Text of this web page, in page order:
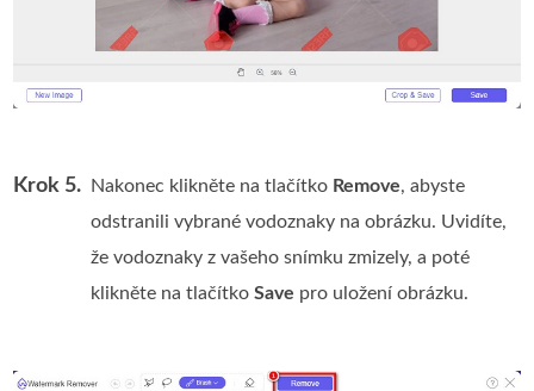
Krok 5. Nakonec klikněte na tlačítko Remove, abyste
odstranili vybrané vodoznaky na obrázku. Uvidíte,
že vodoznaky z vašeho snímku zmizely, a poté
klikněte na tlačítkoSave pro uložení obrázku.